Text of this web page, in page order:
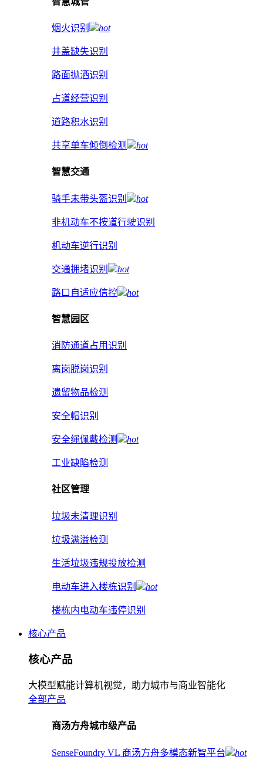
烟火识别 hot
井盖缺失识别
路面抛洒识别
占道经营识别
道路积水识别
共享单车倾倒检测 hot
智慧交通
骑手未带头盔识别 hot
非机动车不按道行驶识别
机动车逆行识别
交通拥堵识别 hot
路口自适应信控 hot
智慧园区
消防通道占用识别
离岗脱岗识别
遗留物品检测
安全帽识别
安全绳佩戴检测 hot
工业缺陷检测
社区管理
垃圾未清理识别
垃圾满溢检测
生活垃圾违规投放检测
电动车进入楼栋识别 hot
楼栋内电动车违停识别
核心产品
核心产品
大模型赋能计算机视觉，助力城市与商业智能化
全部产品
商汤方舟城市级产品
SenseFoundry VL 商汤方舟多模态新智平台 hot